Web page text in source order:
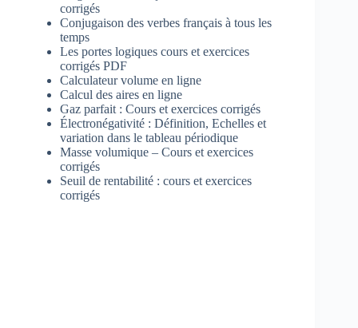
corrigés
Conjugaison des verbes français à tous les
temps
Les portes logiques cours et exercices
corrigés PDF
Calculateur volume en ligne
Calcul des aires en ligne
Gaz parfait : Cours et exercices corrigés
Électronégativité : Définition, Echelles et
variation dans le tableau périodique
Masse volumique – Cours et exercices
corrigés
Seuil de rentabilité : cours et exercices
corrigés